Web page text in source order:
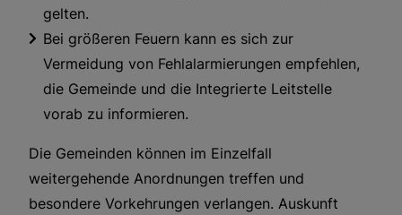
gelten.
Bei größeren Feuern kann es sich zur
Vermeidung von Fehlalarmierungen empfehlen,
die Gemeinde und die Integrierte Leitstelle
vorab zu informieren.
Die Gemeinden können im Einzelfall
weitergehende Anordnungen treffen und
besondere Vorkehrungen verlangen. Auskunft